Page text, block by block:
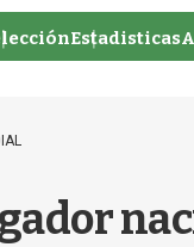
Estadisticas